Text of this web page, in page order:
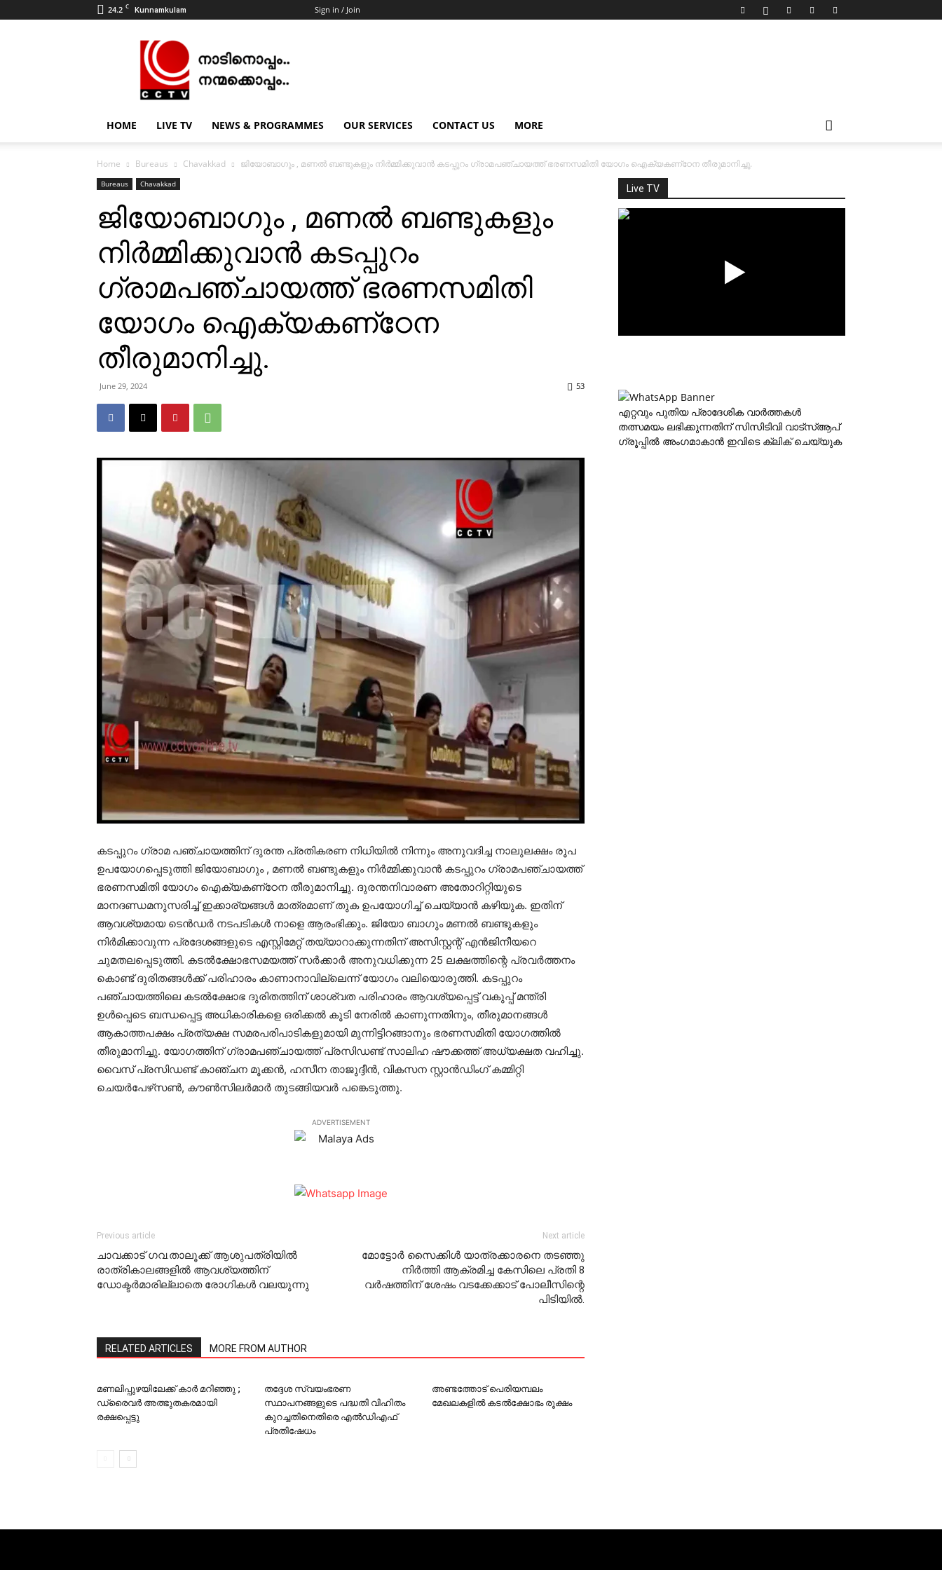
24.2 C Kunnamkulam Sign in / Join
NEWS
|
KUNNAMKULAM
HOME LIVE TV NEWS & PROGRAMMES OUR SERVICES CONTACT US MORE
Home Bureaus Chavakkad ജിയോബാഗും , മണല്‍ ബണ്ടുകളും നിര്‍മ്മിക്കുവാന്‍ കടപ്പുറം ഗ്രാമപഞ്ചായത്ത് ഭരണസമിതി യോഗം ഐക്യകണ്‌ഠേന തീരുമാനിച്ചു.
Bureaus Chavakkad
ജിയോബാഗും , മണല്‍ ബണ്ടുകളും
നിര്‍മ്മിക്കുവാന്‍ കടപ്പുറം
ഗ്രാമപഞ്ചായത്ത് ഭരണസമിതി
യോഗം ഐക്യകണ്‌ഠേന
തീരുമാനിച്ചു.
June 29, 2024 53
കടപ്പുറം ഗ്രാമ പഞ്ചായത്തിന് ദുരന്ത പ്രതികരണ നിധിയില്‍ നിന്നും അനുവദിച്ച നാലുലക്ഷം രൂപ
ഉപയോഗപ്പെടുത്തി ജിയോബാഗും , മണല്‍ ബണ്ടുകളും നിര്‍മ്മിക്കുവാന്‍ കടപ്പുറം ഗ്രാമപഞ്ചായത്ത്
ഭരണസമിതി യോഗം ഐക്യകണ്‌ഠേന തീരുമാനിച്ചു. ദുരന്തനിവാരണ അതോറിറ്റിയുടെ
മാനദണ്ഡമനുസരിച്ച് ഇക്കാര്യങ്ങള്‍ മാത്രമാണ് തുക ഉപയോഗിച്ച് ചെയ്യാന്‍ കഴിയുക. ഇതിന്
ആവശ്യമായ ടെന്‍ഡര്‍ നടപടികള്‍ നാളെ ആരംഭിക്കും. ജിയോ ബാഗും മണല്‍ ബണ്ടുകളും
നിര്‍മിക്കാവുന്ന പ്രദേശങ്ങളുടെ എസ്റ്റിമേറ്റ് തയ്യാറാക്കുന്നതിന് അസിസ്റ്റന്റ് എന്‍ജിനീയറെ
ചുമതലപ്പെടുത്തി. കടല്‍ക്ഷോഭസമയത്ത് സര്‍ക്കാര്‍ അനുവധിക്കുന്ന 25 ലക്ഷത്തിന്റെ പ്രവര്‍ത്തനം
കൊണ്ട് ദുരിതങ്ങള്‍ക്ക് പരിഹാരം കാണാനാവില്ലെന്ന് യോഗം വലിയൊരുത്തി. കടപ്പുറം
പഞ്ചായത്തിലെ കടല്‍ക്ഷോഭ ദുരിതത്തിന് ശാശ്വത പരിഹാരം ആവശ്യപ്പെട്ട് വകുപ്പ് മന്ത്രി
ഉള്‍പ്പെടെ ബന്ധപ്പെട്ട അധികാരികളെ ഒരിക്കല്‍ കൂടി നേരില്‍ കാണുന്നതിനും, തീരുമാനങ്ങള്‍
ആകാത്തപക്ഷം പ്രത്യക്ഷ സമരപരിപാടികളുമായി മുന്നിട്ടിറങ്ങാനും ഭരണസമിതി യോഗത്തില്‍
തീരുമാനിച്ചു. യോഗത്തിന് ഗ്രാമപഞ്ചായത്ത് പ്രസിഡണ്ട് സാലിഹ ഷൗക്കത്ത് അധ്യക്ഷത വഹിച്ചു.
വൈസ് പ്രസിഡണ്ട് കാഞ്ചന മൂക്കന്‍, ഹസീന താജുദ്ദീന്‍, വികസന സ്റ്റാന്‍ഡിംഗ് കമ്മിറ്റി
ചെയര്‍പേഴ്‌സണ്‍, കൗണ്‍സിലര്‍മാര്‍ തുടങ്ങിയവര്‍ പങ്കെടുത്തു.
ADVERTISEMENT
Previous article
ചാവക്കാട് ഗവ.താലൂക്ക് ആശുപത്രിയില്‍
രാത്രികാലങ്ങളില്‍ ആവശ്യത്തിന്
ഡോക്ടര്‍മാരില്ലാതെ രോഗികള്‍ വലയുന്നു
Next article
മോട്ടോര്‍ സൈക്കിള്‍ യാത്രക്കാരനെ തടഞ്ഞു
നിര്‍ത്തി ആക്രമിച്ച കേസിലെ പ്രതി 8
വര്‍ഷത്തിന് ശേഷം വടക്കേക്കാട് പോലീസിന്റെ
പിടിയില്‍.
RELATED ARTICLES MORE FROM AUTHOR
മണലിപ്പുഴയിലേക്ക് കാര്‍ മറിഞ്ഞു ;
ഡ്രൈവര്‍ അത്ഭുതകരമായി
രക്ഷപ്പെട്ടു
തദ്ദേശ സ്വയംഭരണ
സ്ഥാപനങ്ങളുടെ പദ്ധതി വിഹിതം
കുറച്ചതിനെതിരെ എൽഡിഎഫ്
പ്രതിഷേധം
അണ്ടത്തോട് പെരിയമ്പലം
മേഖലകളില്‍ കടല്‍ക്ഷോഭം രൂക്ഷം
Live TV
എറ്റവും പുതിയ പ്രാദേശിക വാര്‍ത്തകള്‍
തത്സമയം ലഭിക്കുന്നതിന് സിസിടിവി വാട്‌സ്ആപ്
ഗ്രൂപ്പില്‍ അംഗമാകാന്‍ ഇവിടെ ക്ലിക് ചെയ്യുക